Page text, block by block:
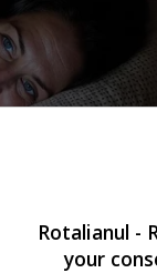
Rotalianul -
your